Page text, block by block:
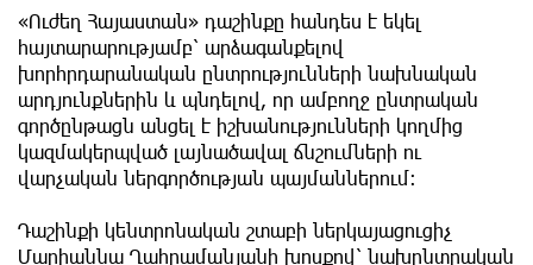
«Ուժեղ Հայաստան» դաշինքը հանդես է եկել
հայտարարությամբ՝ արձագանքելով
խորհրդարանական ընտրությունների նախնական
արդյունքներին և պնդելով, որ ամբողջ ընտրական
գործընթացն անցել է իշխանությունների կողմից
կազմակերպված լայնածավալ ճնշումների ու
վարչական ներգործության պայմաններում։
Դաշինքի կենտրոնական շտաբի ներկայացուցիչ
Մարիաննա Ղահրամանյանի խոսքով՝ նախընտրական